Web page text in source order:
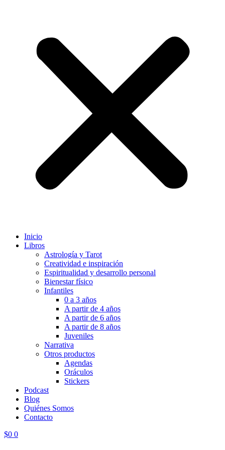
Inicio
Libros
Astrología y Tarot
Creatividad e inspiración
Espiritualidad y desarrollo personal
Bienestar físico
Infantiles
0 a 3 años
A partir de 4 años
A partir de 6 años
A partir de 8 años
Juveniles
Narrativa
Otros productos
Agendas
Oráculos
Stickers
Podcast
Blog
Quiénes Somos
Contacto
$0 0